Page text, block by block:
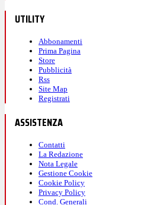
UTILITY
Abbonamenti
Prima Pagina
Store
Pubblicità
Rss
Site Map
Registrati
ASSISTENZA
Contatti
La Redazione
Nota Legale
Gestione Cookie
Cookie Policy
Privacy Policy
Cond. Generali